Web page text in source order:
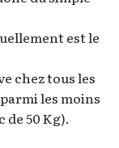
est le
chez tous les
les moins
de 50 Kg).